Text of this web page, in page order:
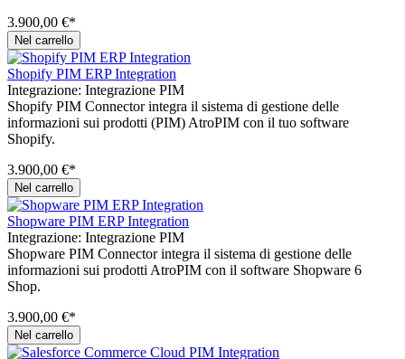
3.900,00 €*
Nel carrello
Shopify PIM ERP Integration
Integrazione: Integrazione PIM
Shopify PIM Connector integra il sistema di gestione delle
informazioni sui prodotti (PIM) AtroPIM con il tuo software
Shopify.
3.900,00 €*
Nel carrello
Shopware PIM ERP Integration
Integrazione: Integrazione PIM
Shopware PIM Connector integra il sistema di gestione delle
informazioni sui prodotti AtroPIM con il software Shopware 6
Shop.
3.900,00 €*
Nel carrello